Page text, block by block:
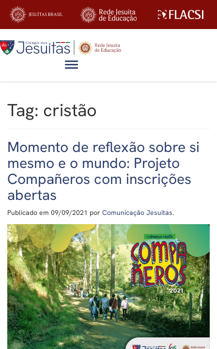
Alternar navegação
Tag: cristão
Momento de reflexão sobre si
mesmo e o mundo: Projeto
Compañeros com inscrições
abertas
Publicado em 09/09/2021 por Comunicação Jesuitas.